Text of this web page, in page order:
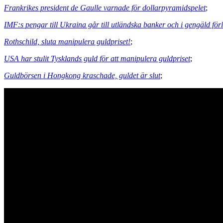
Frankrikes president de Gaulle varnade för dollarpyramidspelet;
IMF:s pengar till Ukraina går till utländska banker och i gengäld
Rothschild, sluta manipulera guldpriset!;
USA har stulit Tysklands guld för att manipulera guldpriset;
Guldbörsen i Hongkong kraschade, guldet är slut;